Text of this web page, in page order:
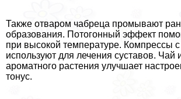
Также отваром чабреца промывают
образования. Потогонный эффект
при высокой температуре. Компрессы
используют для лечения суставов. Чай
ароматного растения улучшает
тонус.